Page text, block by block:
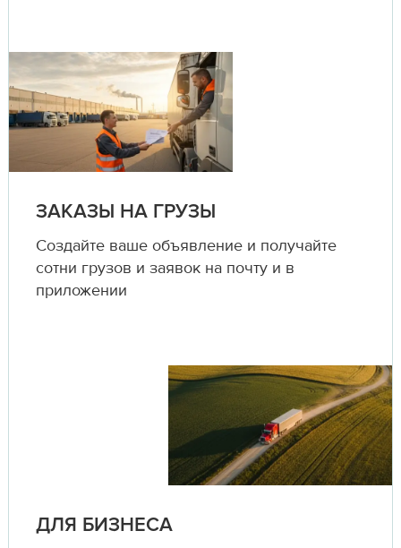
ЗАКАЗЫ НА ГРУЗЫ
Создайте ваше объявление и получайте
сотни грузов и заявок на почту и в
приложении
ДЛЯ БИЗНЕСА